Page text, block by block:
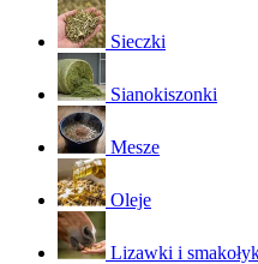
Sieczki
Sianokiszonki
Mesze
Oleje
Lizawki i